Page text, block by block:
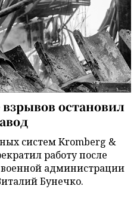
остановил
систем Kromberg &
работу после
администрации
Бунечко.